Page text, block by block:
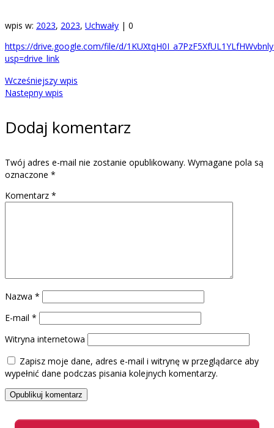
wpis w: 2023, 2023, Uchwały | 0
https://drive.google.com/file/d/
usp=drive_link
Wcześniejszy wpis
Następny wpis
Dodaj komentarz
Twój adres e-mail nie zostanie opublikowany. Wymagane pola są
oznaczone *
Komentarz *
Nazwa *
E-mail *
Witryna internetowa
Zapisz moje dane, adres e-mail i witrynę w przeglądarce aby
wypełnić dane podczas pisania kolejnych komentarzy.